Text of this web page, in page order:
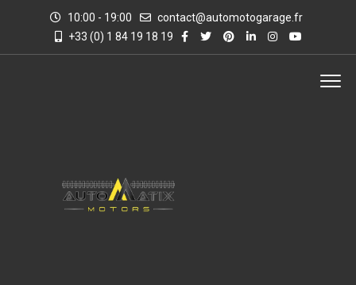
10:00 - 19:00
contact@automotogarage.fr
+33 (0) 1 84 19 18 19